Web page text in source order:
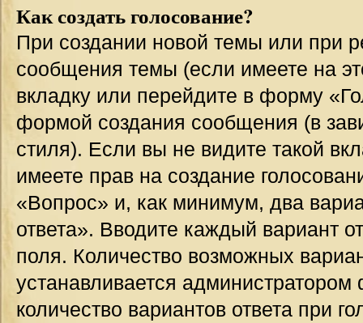
Как создать голосование?
При создании новой темы или при
сообщения темы (если имеете на
вкладку или перейдите в форму
формой создания сообщения (в
стиля). Если вы не видите такой
имеете прав на создание
«Вопрос» и, как минимум, два
ответа». Вводите каждый вариант
поля. Количество возможных
устанавливается
количество вариантов ответа при